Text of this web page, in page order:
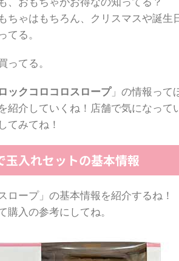
ちゃはもちろん、クリスマスや誕生
てる。
ってる。
ックコロコロスロープ」の情報って
紹介していくね！店舗で気になって
てみてね！
玉入れセットの基本情報
ロープ」の基本情報を紹介するね！
入の参考にしてね。